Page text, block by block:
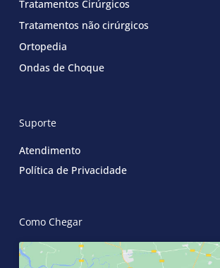
Tratamentos Cirúrgicos
Tratamentos não cirúrgicos
Ortopedia
Ondas de Choque
Suporte
Atendimento
Política de Privacidade
Como Chegar